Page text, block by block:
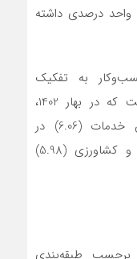
سال گذشته (44.22 درصد) کاهش 3.1 واحد درصدی داشته
به تفکیک
بخش‌های اقتصادی حاکی از این است که در بهار 1402،
وضعیت محیط کسب‌وکار در بخش خدمات (6.06) در
مقایسه با بخش‌های صنعت (5.95) و کشاورزی (5.98)
برحسب طبقه‌بندی